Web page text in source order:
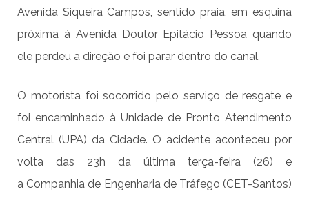
Avenida Siqueira Campos, sentido praia, em esquina
próxima à Avenida Doutor Epitácio Pessoa quando
ele perdeu a direção e foi parar dentro do canal.
O motorista foi socorrido pelo serviço de resgate e
foi encaminhado à Unidade de Pronto Atendimento
Central (UPA) da Cidade. O acidente aconteceu por
volta das 23h da última terça-feira (26) e
a Companhia de Engenharia de Tráfego (CET-Santos)